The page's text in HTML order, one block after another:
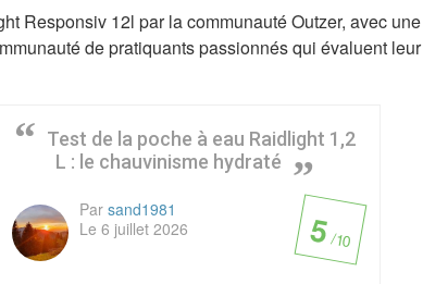
Responsiv 12l par la communauté Outzer, avec
de pratiquants passionnés qui évaluent
Test de la poche à eau Raidlight 1,2
L : le chauvinisme hydraté
5/ 10
Parsand1981
Le 6 juillet 2026